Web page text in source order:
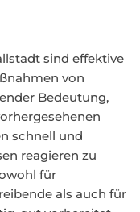
sind effektive
von
Bedeutung,
schnell und
reagieren zu
für
als auch für